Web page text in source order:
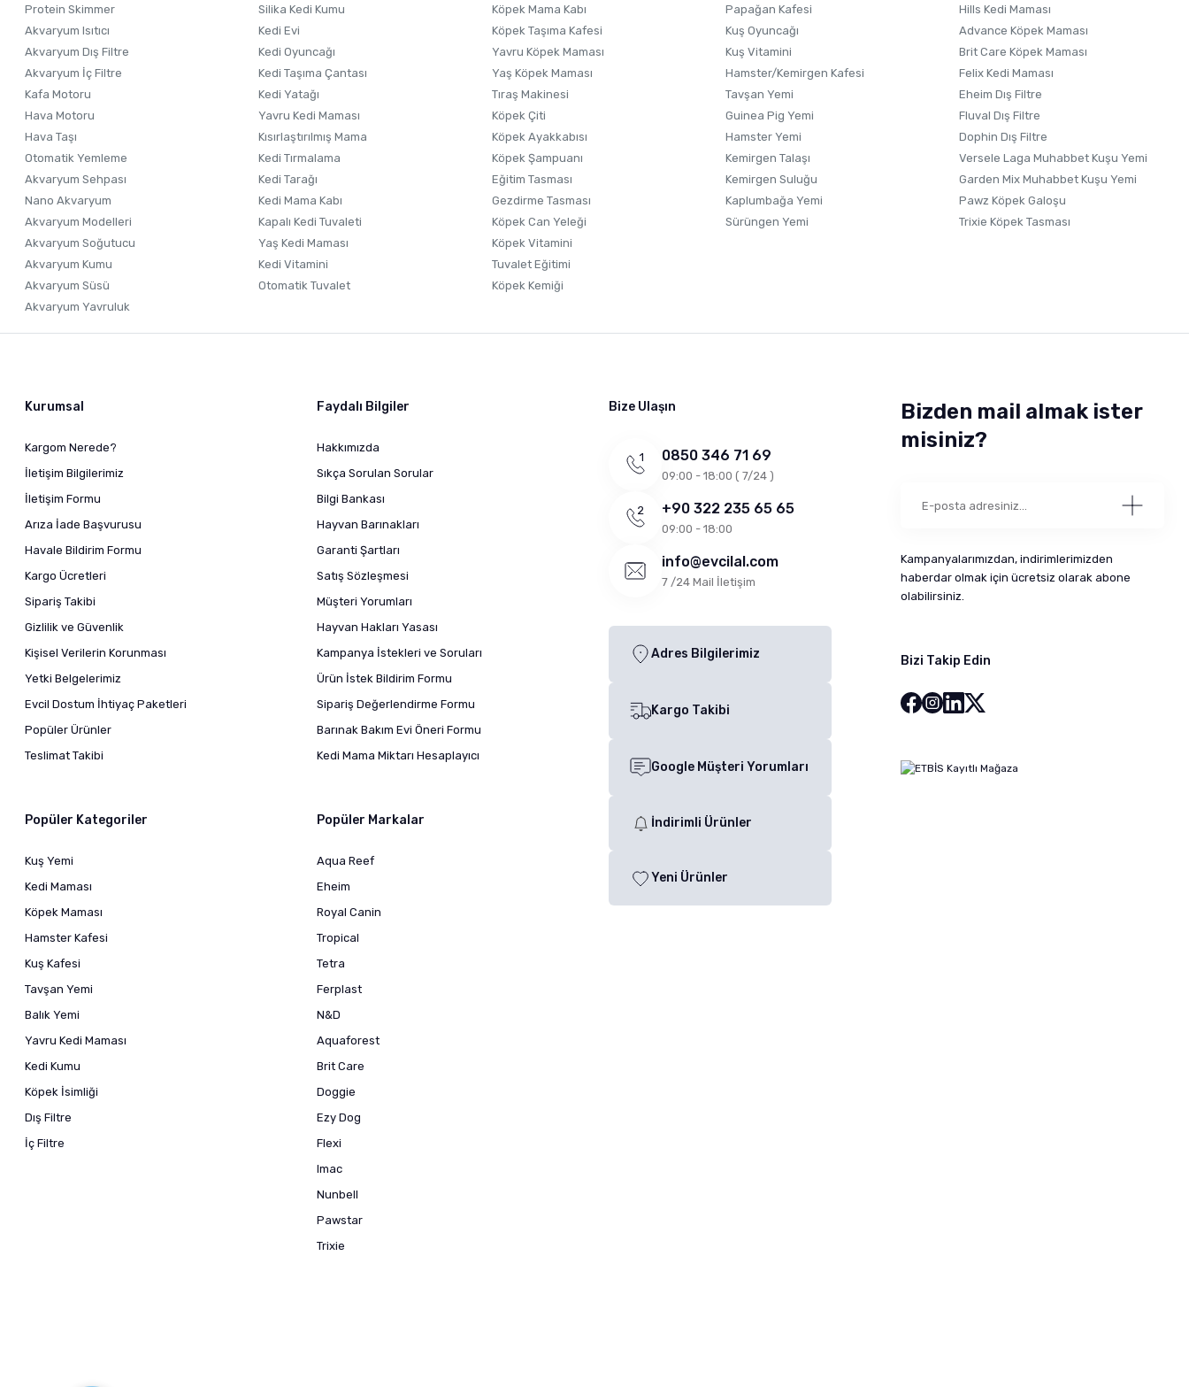
Ürün fiyatı diğer sitelerden daha pahalı.
Bu ürüne benzer farklı alternatifler olmalı.
Gönder
Protein Skimmer
Akvaryum Isıtıcı
Akvaryum Dış Filtre
Akvaryum İç Filtre
Kafa Motoru
Hava Motoru
Hava Taşı
Otomatik Yemleme
Akvaryum Sehpası
Nano Akvaryum
Akvaryum Modelleri
Akvaryum Soğutucu
Akvaryum Kumu
Akvaryum Süsü
Akvaryum Yavruluk
Silika Kedi Kumu
Kedi Evi
Kedi Oyuncağı
Kedi Taşıma Çantası
Kedi Yatağı
Yavru Kedi Maması
Kısırlaştırılmış Mama
Kedi Tırmalama
Kedi Tarağı
Kedi Mama Kabı
Kapalı Kedi Tuvaleti
Yaş Kedi Maması
Kedi Vitamini
Otomatik Tuvalet
Köpek Mama Kabı
Köpek Taşıma Kafesi
Yavru Köpek Maması
Yaş Köpek Maması
Tıraş Makinesi
Köpek Çiti
Köpek Ayakkabısı
Köpek Şampuanı
Eğitim Tasması
Gezdirme Tasması
Köpek Can Yeleği
Köpek Vitamini
Tuvalet Eğitimi
Köpek Kemiği
Papağan Kafesi
Kuş Oyuncağı
Kuş Vitamini
Hamster/Kemirgen Kafesi
Tavşan Yemi
Guinea Pig Yemi
Hamster Yemi
Kemirgen Talaşı
Kemirgen Suluğu
Kaplumbağa Yemi
Sürüngen Yemi
Hills Kedi Maması
Advance Köpek Maması
Brit Care Köpek Maması
Felix Kedi Maması
Eheim Dış Filtre
Fluval Dış Filtre
Dophin Dış Filtre
Versele Laga Muhabbet Kuşu Yemi
Garden Mix Muhabbet Kuşu Yemi
Pawz Köpek Galoşu
Trixie Köpek Tasması
Kurumsal
Kargom Nerede?
İletişim Bilgilerimiz
İletişim Formu
Arıza İade Başvurusu
Havale Bildirim Formu
Kargo Ücretleri
Sipariş Takibi
Gizlilik ve Güvenlik
Kişisel Verilerin Korunması
Yetki Belgelerimiz
Evcil Dostum İhtiyaç Paketleri
Popüler Ürünler
Teslimat Takibi
Faydalı Bilgiler
Hakkımızda
Sıkça Sorulan Sorular
Bilgi Bankası
Hayvan Barınakları
Garanti Şartları
Satış Sözleşmesi
Müşteri Yorumları
Hayvan Hakları Yasası
Kampanya İstekleri ve Soruları
Ürün İstek Bildirim Formu
Sipariş Değerlendirme Formu
Barınak Bakım Evi Öneri Formu
Kedi Mama Miktarı Hesaplayıcı
Popüler Kategoriler
Kuş Yemi
Kedi Maması
Köpek Maması
Hamster Kafesi
Kuş Kafesi
Tavşan Yemi
Balık Yemi
Yavru Kedi Maması
Kedi Kumu
Köpek İsimliği
Dış Filtre
İç Filtre
Popüler Markalar
Aqua Reef
Eheim
Royal Canin
Tropical
Tetra
Ferplast
N&D
Aquaforest
Brit Care
Doggie
Ezy Dog
Flexi
Imac
Nunbell
Pawstar
Trixie
Bize Ulaşın
0850 346 71 69
09:00 - 18:00 ( 7/24 )
+90 322 235 65 65
09:00 - 18:00
info@evcilal.com
7 /24 Mail İletişim
Adres Bilgilerimiz
Kargo Takibi
Google Müşteri Yorumları
İndirimli Ürünler
Yeni Ürünler
Bizden mail almak ister
misiniz?
Kampanyalarımızdan, indirimlerimizden
haberdar olmak için ücretsiz olarak abone
olabilirsiniz.
Bizi Takip Edin